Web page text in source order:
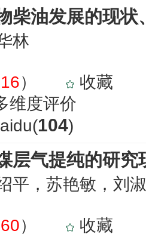
柴油发展的现状
林
）
收藏
维度评价
104)
层气提纯的研究
平，苏艳敏，刘
）
收藏